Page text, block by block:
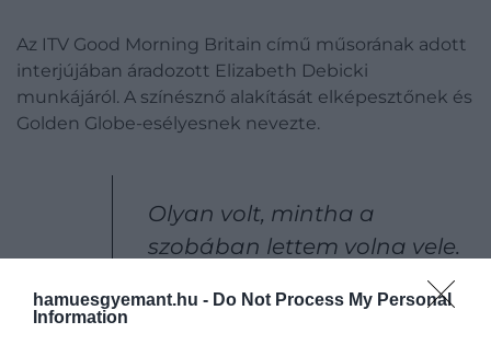
hamuesgyemant.hu - Do Not Process My Personal
Information
Az ITV Good Morning Britain című műsorának adott
interjújában áradozott Elizabeth Debicki
munkájáról. A színésznő alakítását elképesztőnek és
Golden Globe-esélyesnek nevezte.
Olyan volt, mintha a
szobában lettem volna vele.
könnyelműen, de ez az